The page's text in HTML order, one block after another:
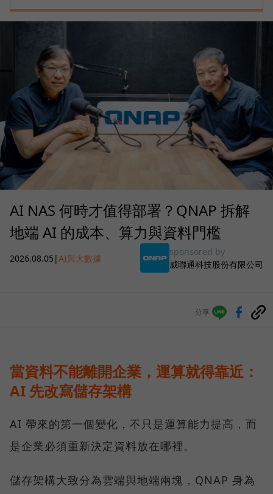
AI NAS 何時才值得部署？QNAP 拆解
地端 AI 的成本、算力與資料門檻
2026.08.05 |AI與大數據
sponsored by
威聯通科技股份有限公司
分享
當資料不能離開企業，運算就得靠近：
AI 先改寫儲存架構
AI 帶來的第一個變化，不只是運算能力提高，而
是企業必須重新決定資料放在哪裡。
儲存架構大致分為雲端與地端兩塊，QNAP 身為